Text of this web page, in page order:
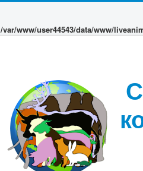
/var/www/user44543/data/www/